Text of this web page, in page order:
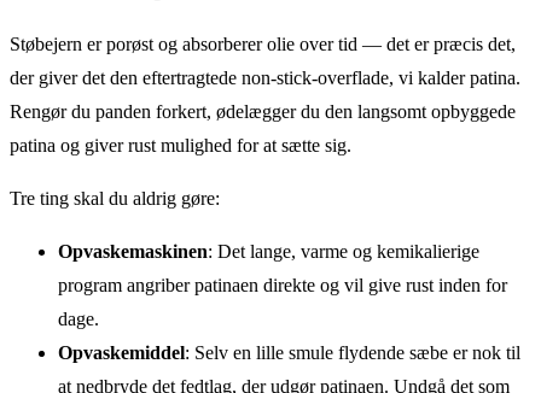
Støbejern er porøst og absorberer olie over tid — det er præcis det,
der giver det den eftertragtede non-stick-overflade, vi kalder patina.
Rengør du panden forkert, ødelægger du den langsomt opbyggede
patina og giver rust mulighed for at sætte sig.
Tre ting skal du aldrig gøre:
Opvaskemaskinen: Det lange, varme og kemikalierige
program angriber patinaen direkte og vil give rust inden for
dage.
Opvaskemiddel: Selv en lille smule flydende sæbe er nok til
at nedbryde det fedtlag, der udgør patinaen. Undgå det som